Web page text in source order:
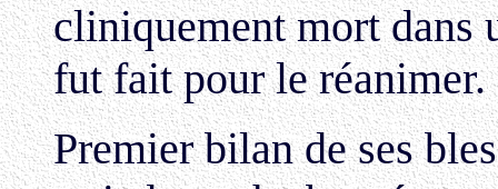
cliniquement mort dans
fut fait pour le réanimer.
Premier bilan de ses